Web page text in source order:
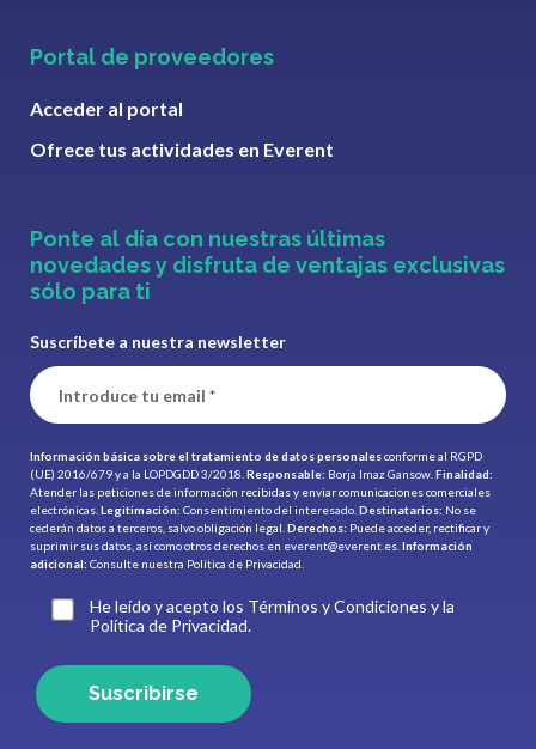
Portal de proveedores
Acceder al portal
Ofrece tus actividades en Everent
Ponte al día con nuestras últimas
novedades y disfruta de ventajas exclusivas
sólo para ti
Suscríbete a nuestra newsletter
Información básica sobre el tratamiento de datos personalesconforme al RGPD
(UE) 2016/679 y a la LOPDGDD 3/2018. Responsable: Borja Imaz Gansow. Finalidad:
Atender las peticiones de información recibidas y enviar comunicaciones comerciales
electrónicas. Legitimación: Consentimiento del interesado. Destinatarios: No se
cederán datos a terceros, salvo obligación legal. Derechos: Puede acceder, rectificar y
suprimir sus datos, así como otros derechos en everent@everent.es Información
adicional: Consulte nuestra Política de Privacidad.
He leído y acepto los Términos y Condiciones y la
Política de Privacidad.
Suscribirse